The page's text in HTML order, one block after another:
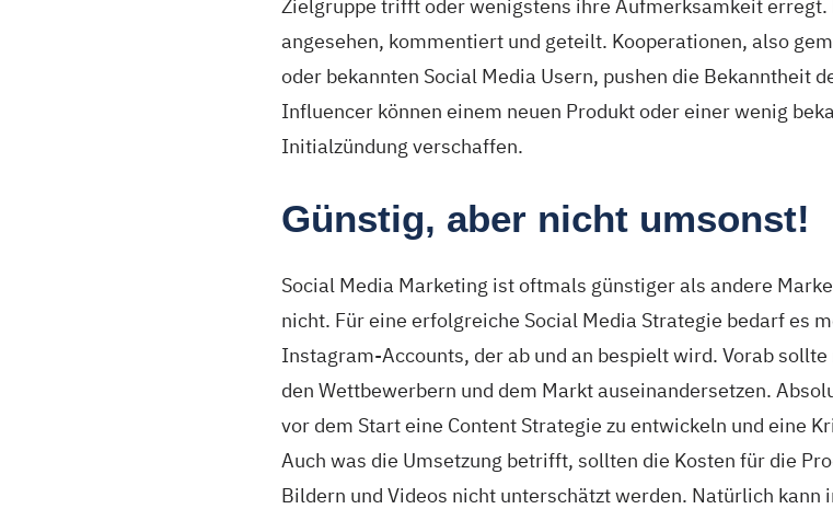
Zielgruppe trifft oder wenigstens ihre Aufmerksamkeit erregt.
angesehen, kommentiert und geteilt. Kooperationen, also
oder bekannten Social Media Usern, pushen die Bekanntheit
Influencer können einem neuen Produkt oder einer wenig
Initialzündung verschaffen.
Günstig, aber nicht umsonst!
Social Media Marketing ist oftmals günstiger als andere
nicht. Für eine erfolgreiche Social Media Strategie bedarf es
Instagram-Accounts, der ab und an bespielt wird. Vorab
den Wettbewerbern und dem Markt auseinandersetzen.
vor dem Start eine Content Strategie zu entwickeln und eine
Auch was die Umsetzung betrifft, sollten die Kosten für die
Bildern und Videos nicht unterschätzt werden. Natürlich kann